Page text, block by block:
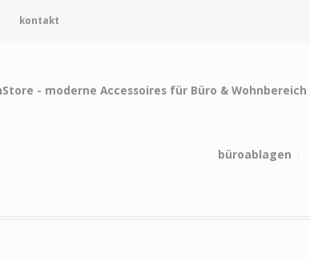
kontakt
büroablagen